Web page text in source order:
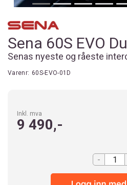
Sena 60S EVO
Senas nyeste og råeste
Varenr: 60S-EVO-01D
Inkl. mva
9 490,-
-